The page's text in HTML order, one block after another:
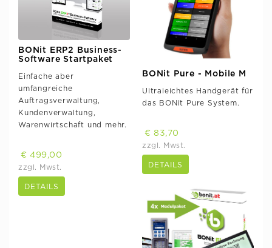
BONit ERP2 Business-
Software Startpaket
Einfache aber
umfangreiche
Auftragsverwaltung,
Kundenverwaltung,
Warenwirtschaft und mehr.
€ 499,00
zzgl. Mwst.
DETAILS
BONit Pure - Mobile M
Ultraleichtes Handgerät für
das BONit Pure System.
€ 83,70
zzgl. Mwst.
DETAILS